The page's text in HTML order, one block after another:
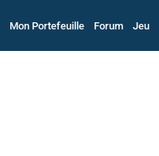
Mon Portefeuille Forum Jeu